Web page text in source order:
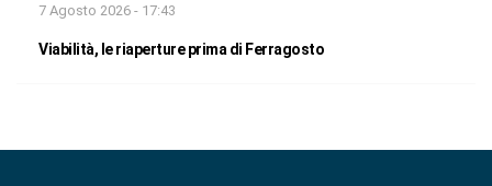
7 Agosto 2026 - 17:43
Viabilità, le riaperture prima di Ferragosto